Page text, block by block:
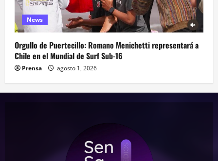
News
Orgullo de Puertecillo: Romano Menichetti representará a
Chile en el Mundial de Surf Sub-16
Prensa agosto 1, 2026